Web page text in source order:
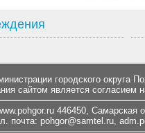
городского округа
сайтом является согласием
446450, Самарская
почта: pohgor@samtel.ru,